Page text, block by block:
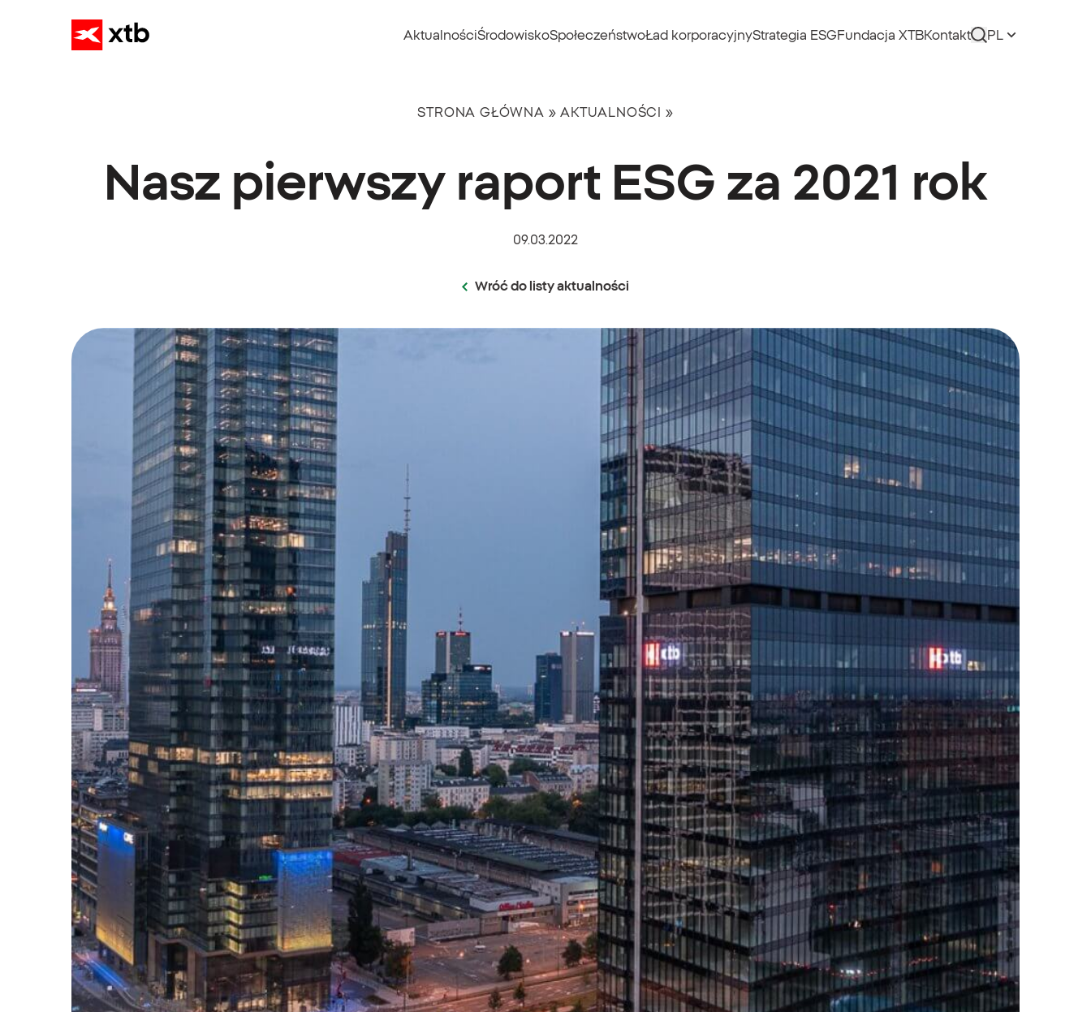
AktualnościŚrodowiskoSpołeczeństwoŁad korporacyjnyStrategia ESGFundacja XTBKontakt PL
STRONA GŁÓWNA »AKTUALNOŚCI »
Nasz pierwszy raport ESG za 2021 rok
09.03.2022
Wróć do listy aktualności